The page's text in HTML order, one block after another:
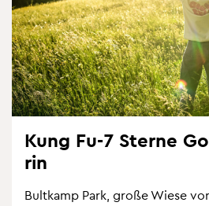
Kung Fu-7 Ster­ne
rin
Bult­kamp Park, große Wiese